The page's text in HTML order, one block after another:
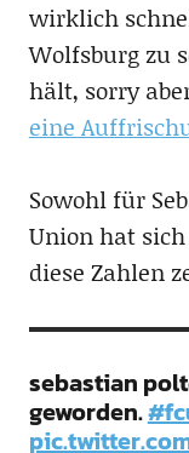
wirklich
Wolfsburg zu
hält, sorry
eine
Sowohl für
Union hat
diese Zahlen
sebastian
geworden.